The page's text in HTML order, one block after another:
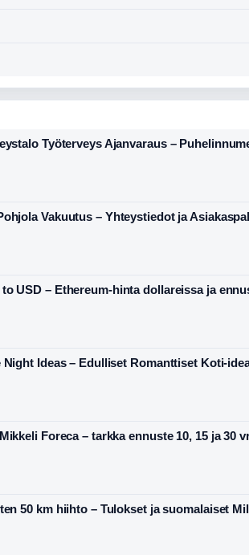
Työterveys Ajanvaraus –
Vakuutus – Yhteystiedot ja
to USD – Ethereum-hinta dollareissa ja
Night Ideas – Edulliset Romanttiset Koti-
Foreca – tarkka ennuste 10, 15 ja 30
50 km hiihto – Tulokset ja suomalaiset